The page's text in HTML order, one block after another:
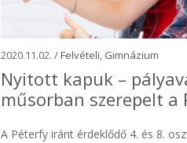
2020.11.02. /Felvételi, Gimnázium
Nyitott kapuk –
műsorban szerepelt a
A Péterfy iránt érdeklődő 4. és 8.